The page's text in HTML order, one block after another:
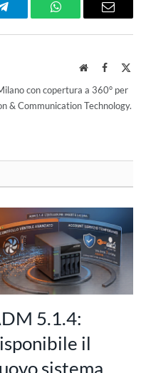
Telegram WhatsAppEmail
WebsiteFacebook
con copertura a 360° per
& Communication Technology.
5.1.4:
il
sistema